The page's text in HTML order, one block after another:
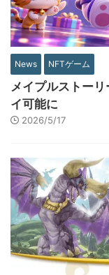
News NFTゲーム
メイプルストー
イ可能に
2026/5/17